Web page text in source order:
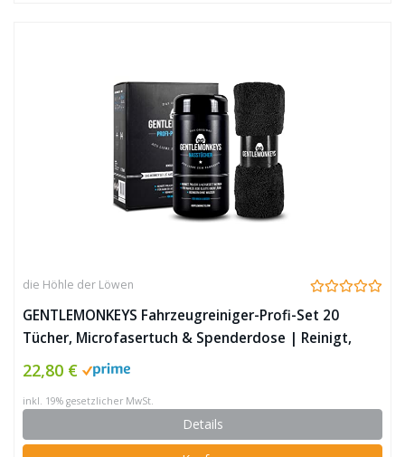
die Höhle der Löwen
GENTLEMONKEYS Fahrzeugreiniger-Profi-Set 20
Tücher, Microfasertuch & Spenderdose | Reinigt,
poliert und versiegelt in einem, ohne Wasser
Deutschland hergestellt
22,80 €
inkl. 19% gesetzlicher MwSt.
Details